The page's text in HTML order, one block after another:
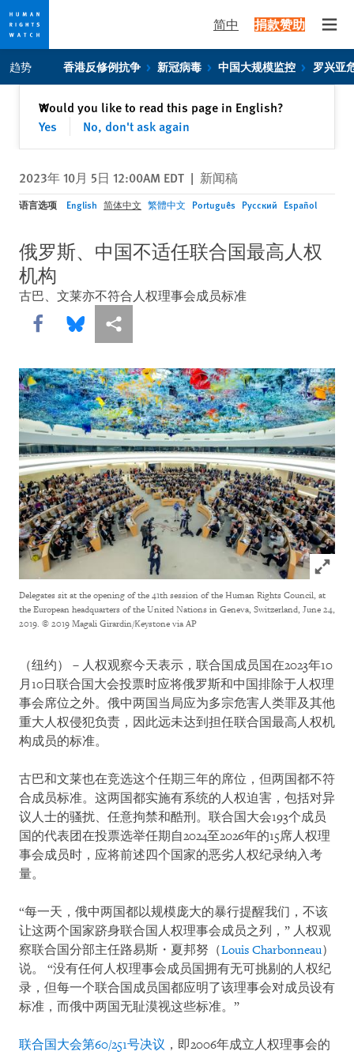
Skip
to
privacy
Skip
to
content
简中 捐款赞助
趋势 香港反修例抗争 新冠病毒 中国大规模监控 罗兴亚
Would you like to read this page in English?
Yes
No, don't ask again
✕关闭
2023年 10月 5日 12:00AM EDT | 新闻稿
语言选项 English 简体中文 繁體中文 Português Русский Español
俄罗斯、中国不适任联合国最高人权
机构
古巴、文莱亦不符合人权理事会成员标准
Share this via Facebook
Share this via Bluesky
More sharing options
Click to
Delegates sit at the opening of the 41th session of the Human Rights Council, at
the European headquarters of the United Nations in Geneva, Switzerland, June 24,
2019. © 2019 Magali Girardin/Keystone via AP
（纽约）－人权观察今天表示，联合国成员国在2023年10
月10日联合国大会投票时应将俄罗斯和中国排除于人权理
事会席位之外。俄中两国当局应为多宗危害人类罪及其他
重大人权侵犯负责，因此远未达到担任联合国最高人权机
构成员的标准。
古巴和文莱也在竞选这个任期三年的席位，但两国都不符
合成员标准。这两国都实施有系统的人权迫害，包括对异
议人士的骚扰、任意拘禁和酷刑。联合国大会193个成员
国的代表团在投票选举任期自2024至2026年的15席人权理
事会成员时，应将前述四个国家的恶劣人权纪录纳入考
量。
“每一天，俄中两国都以规模庞大的暴行提醒我们，不该
让这两个国家跻身联合国人权理事会成员之列，” 人权观
察联合国分部主任路易斯・夏邦努（Louis Charbonneau）
说。 “没有任何人权理事会成员国拥有无可挑剔的人权纪
录，但每一个联合国成员国都应明了该理事会对成员设有
标准，而俄中两国无耻漠视这些标准。”
联合国大会第60/251号决议 ，即2006年成立人权理事会的